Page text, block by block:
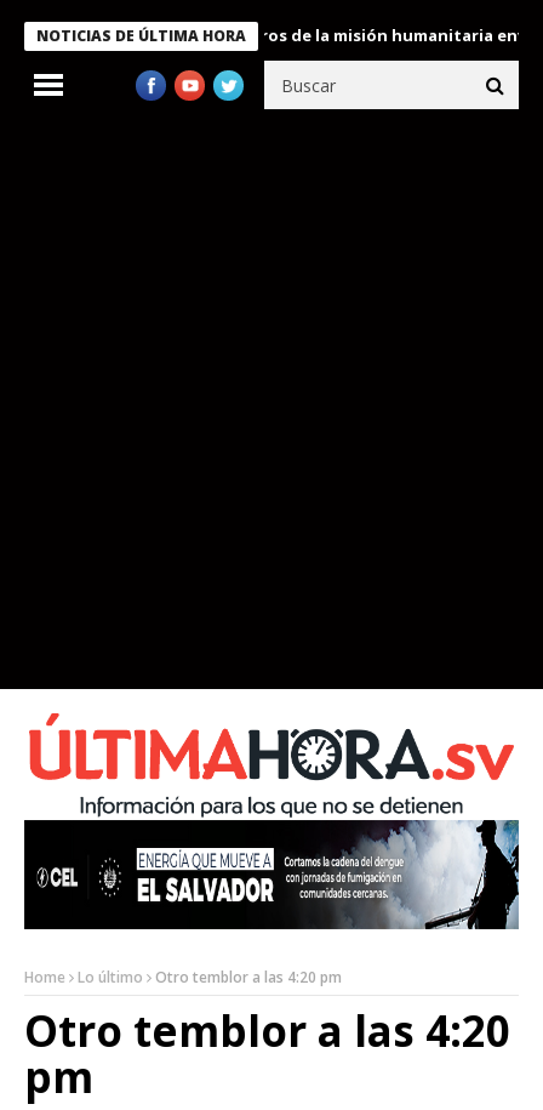
NOTICIAS DE ÚLTIMA HORA
condecora a miembros de la misión humanitaria enviada a
Home Lo último Otro temblor a las 4:20 pm
Otro temblor a las 4:20
pm